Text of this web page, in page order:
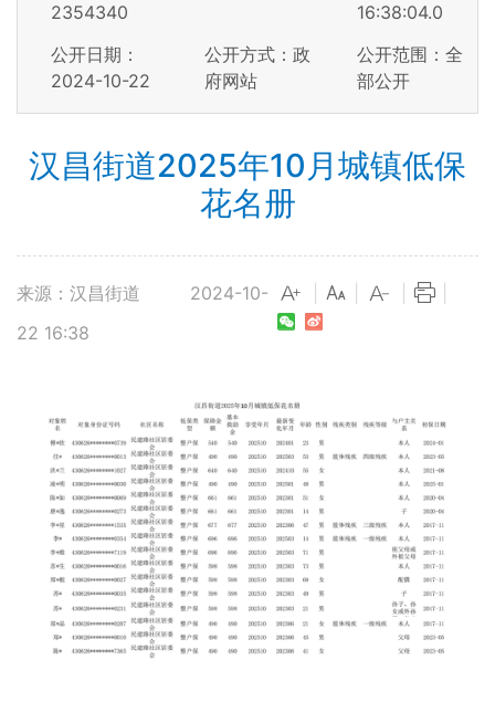
2354340
16:38:04.0
公开日期：
2024-10-22
公开方式：政
府网站
公开范围：全
部公开
汉昌街道2025年10月城镇低保
花名册
来源：汉昌街道
2024-10-
22 16:38